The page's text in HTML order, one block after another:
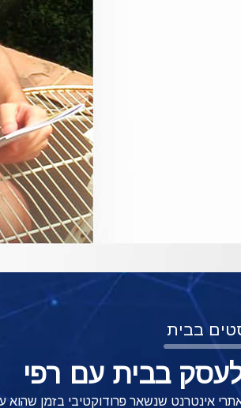
בבית
בבית עם רפי
אינטרנט שנשאר פרודוקטיבי בזמן